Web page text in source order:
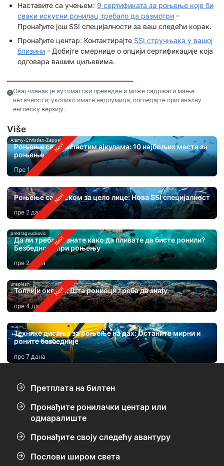
Наставите са учењем: 9 сертификата за роњење које би
сваки искусни ронилац требало да размотри -
Пронађите још SSI специјалности за ваш следећи корак.
Пронађите центар: Контактирајте SSI стручњака у вашој
близини - Добијте смернице о опцији сертификације која
одговара вашим циљевима.
Овај чланак је аутоматски преведен и може садржати мање
нетачности; уколико имате недоумица, погледајте оригиналну
енглеску верзију.
Više
Alamy-Christian-Zappel
Роњење са чекићастим ајкулама: 10 најбољих места за
роњење
Пре 1 дан
Роњење са маском за цело лице: Нова SSI специјалност
пре 2 дана
predragvuckovic
Да ли треба да знате како да пливате да бисте ронили?
Безбедност при роњењу
пре 2 дана
unsplash
Топлији океани: Шта рониоци треба да знају
пре 4 дана
mares
Технике дисања за роњење на дах: Останите мирни и
роните безбедније
пре 7 дана
Претплата на билтен
Пронађите ронилачки центар или
одмаралиште
Пронађите своју следећу авантуру
Послови широм света